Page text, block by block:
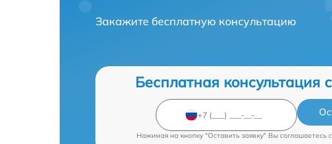
Закажите бесплатную консультацию
Бесплатная консультация
Нажимая на кнопку "Оставить заявку" Вы соглашаетесь c